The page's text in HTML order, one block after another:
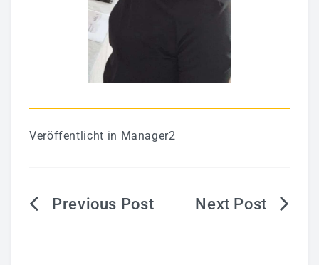
Veröffentlicht in Manager2
Beitragsnavigation